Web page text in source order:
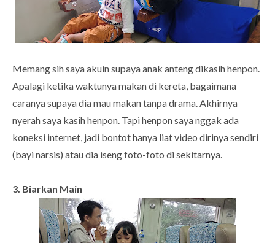
Memang sih saya akuin supaya anak anteng dikasih henpon.
Apalagi ketika waktunya makan di kereta, bagaimana
caranya supaya dia mau makan tanpa drama. Akhirnya
nyerah saya kasih henpon. Tapi henpon saya nggak ada
koneksi internet, jadi bontot hanya liat video dirinya sendiri
(bayi narsis) atau dia iseng foto-foto di sekitarnya.
3. Biarkan Main